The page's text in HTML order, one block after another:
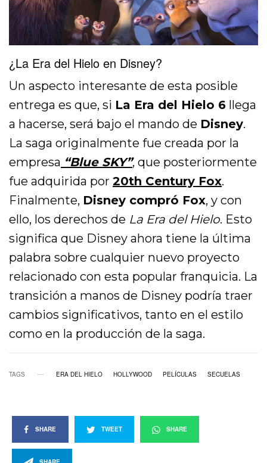
¿La Era del Hielo en Disney?
Un aspecto interesante de esta posible
entrega es que, si La Era del Hielo 6 llega
a hacerse, será bajo el mando de Disney.
La saga originalmente fue creada por la
empresa “Blue SKY”, que posteriormente
fue adquirida por20th Century Fox.
Finalmente, Disney compró Fox, y con
ello, los derechos de La Era del Hielo. Esto
significa que Disney ahora tiene la última
palabra sobre cualquier nuevo proyecto
relacionado con esta popular franquicia. La
transición a manos de Disney podría traer
cambios significativos, tanto en el estilo
como en la producción de la saga.
TAGS ERA DEL HIELO HOLLYWOOD PELÍCULAS SECUELAS
SHARE TWEET SHARE